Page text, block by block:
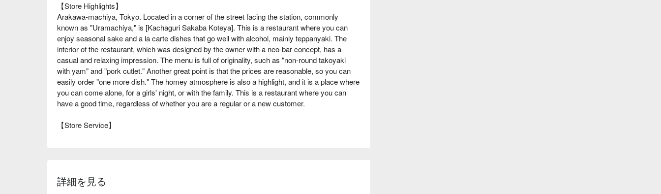
【Store Highlights】
Arakawa-machiya, Tokyo. Located in a corner of the street facing the station, commonly
known as "Uramachiya," is [Kachaguri Sakaba Koteya]. This is a restaurant where you can
enjoy seasonal sake and a la carte dishes that go well with alcohol, mainly teppanyaki. The
interior of the restaurant, which was designed by the owner with a neo-bar concept, has a
casual and relaxing impression. The menu is full of originality, such as "non-round takoyaki
with yam" and "pork cutlet." Another great point is that the prices are reasonable, so you can
easily order "one more dish." The homey atmosphere is also a highlight, and it is a place where
you can come alone, for a girls' night, or with the family. This is a restaurant where you can
have a good time, regardless of whether you are a regular or a new customer.
【Store Service】
詳細を見る